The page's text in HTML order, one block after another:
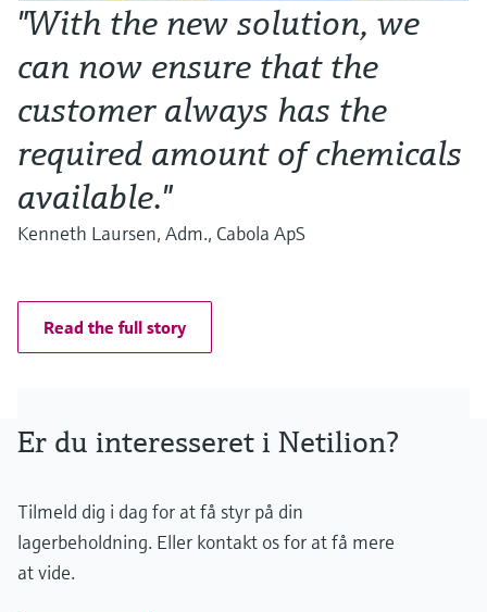
"With the new solution, we
can now ensure that the
customer always has the
required amount of chemicals
available."
Kenneth Laursen, Adm., Cabola ApS
Read the full story
Er du interesseret i Netilion?
Tilmeld dig i dag for at få styr på din
lagerbeholdning. Eller kontakt os for at få mere
at vide.